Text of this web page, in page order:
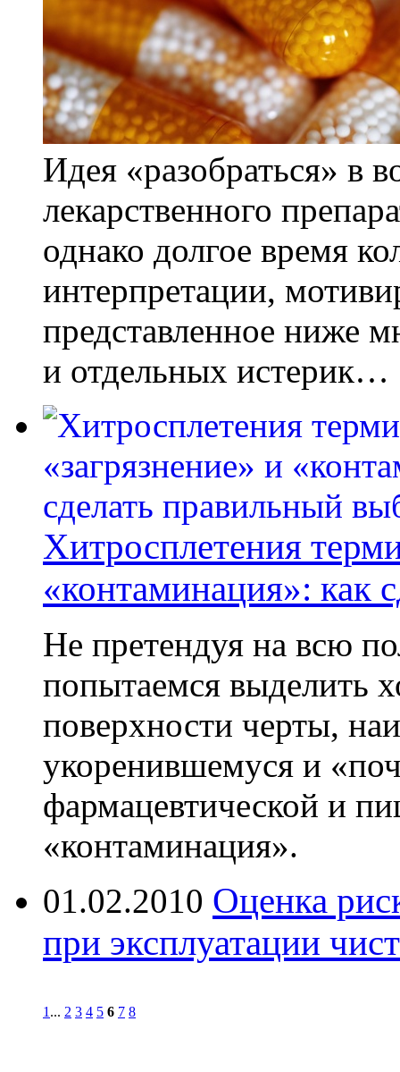
Идея «разобраться» в
лекарственного
однако долгое время
интерпретации,
представленное ниже
и отдельных истерик…
Хитросплетения
«контаминация»: как
Не претендуя на всю
попытаемся выделить
поверхности черты,
укоренившемуся и
фармацевтической и
«контаминация».
01.02.2010 Оценка
при эксплуатации
1 ... 2 3 4 5 6 7 8